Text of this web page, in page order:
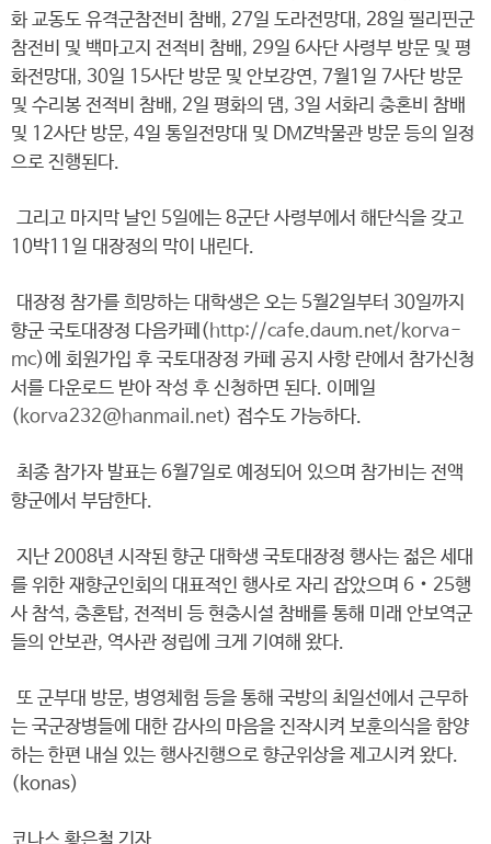
화 교동도 유격군참전비 참배, 27일 도라전망대, 28일 필리핀군
참전비 및 백마고지 전적비 참배, 29일 6사단 사령부 방문 및 평
화전망대, 30일 15사단 방문 및 안보강연, 7월1일 7사단 방문
및 수리봉 전적비 참배, 2일 평화의 댐, 3일 서화리 충혼비 참배
및 12사단 방문, 4일 통일전망대 및 DMZ박물관 방문 등의 일정
으로 진행된다.
그리고 마지막 날인 5일에는 8군단 사령부에서 해단식을 갖고
10박11일 대장정의 막이 내린다.
대장정 참가를 희망하는 대학생은 오는 5월2일부터 30일까지
향군 국토대장정 다음카페( http://cafe.daum.net/korva-
mc)에 회원가입 후 국토대장정 카페 공지 사항 란에서 참가신청
서를 다운로드 받아 작성 후 신청하면 된다. 이메일
( korva232@hanmail.net) 접수도 가능하다.
최종 참가자 발표는 6월7일로 예정되어 있으며 참가비는 전액
향군에서 부담한다.
지난 2008년 시작된 향군 대학생 국토대장정 행사는 젊은 세대
를 위한 재향군인회의 대표적인 행사로 자리 잡았으며 6‧25행
사 참석, 충혼탑, 전적비 등 현충시설 참배를 통해 미래 안보역군
들의 안보관, 역사관 정립에 크게 기여해 왔다.
또 군부대 방문, 병영체험 등을 통해 국방의 최일선에서 근무하
는 국군장병들에 대한 감사의 마음을 진작시켜 보훈의식을 함양
하는 한편 내실 있는 행사진행으로 향군위상을 제고시켜 왔다.
(konas)